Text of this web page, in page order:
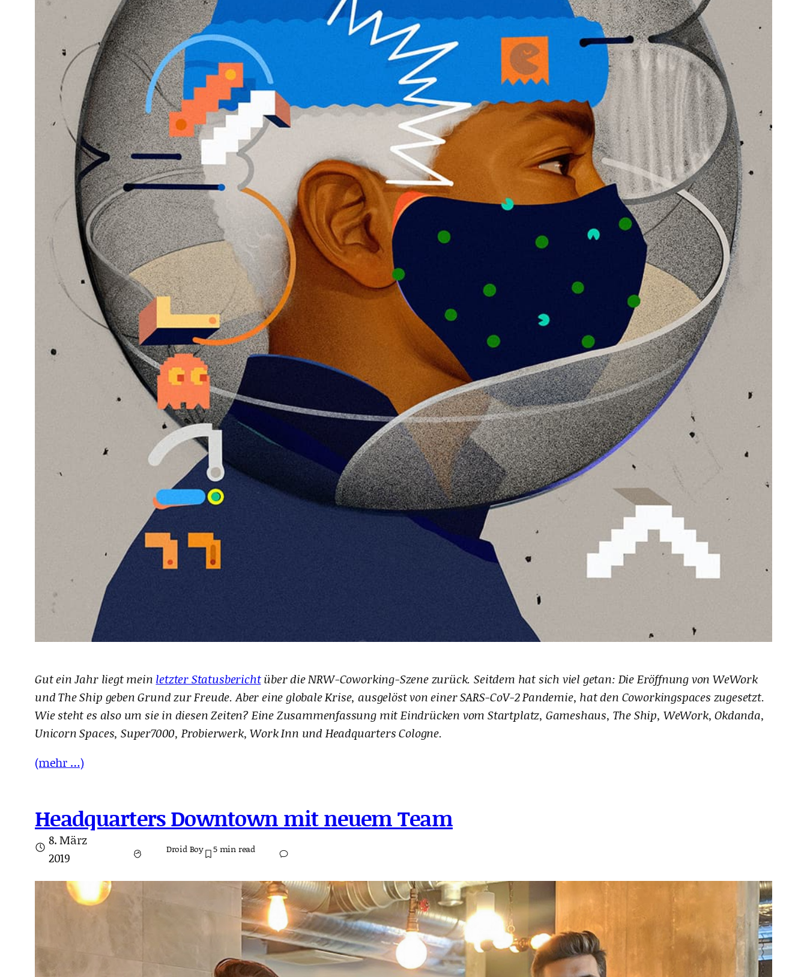
Gut ein Jahr liegt mein letzter Statusberichtüber die NRW-Coworking-Szene zurück. Seitdem hat sich viel getan: Die Eröffnung von WeWork
und The Ship geben Grund zur Freude. Aber eine globale Krise, ausgelöst von einer SARS-CoV-2 Pandemie, hat den Coworkingspaces zugesetzt.
Wie steht es also um sie in diesen Zeiten? Eine Zusammenfassung mit Eindrücken vom Startplatz, Gameshaus, The Ship, WeWork, Okdanda,
Unicorn Spaces, Super7000, Probierwerk, Work Inn und Headquarters Cologne.
(mehr …)
Headquarters Downtown mit neuem Team
8. März
2019
Droid Boy 5 min read